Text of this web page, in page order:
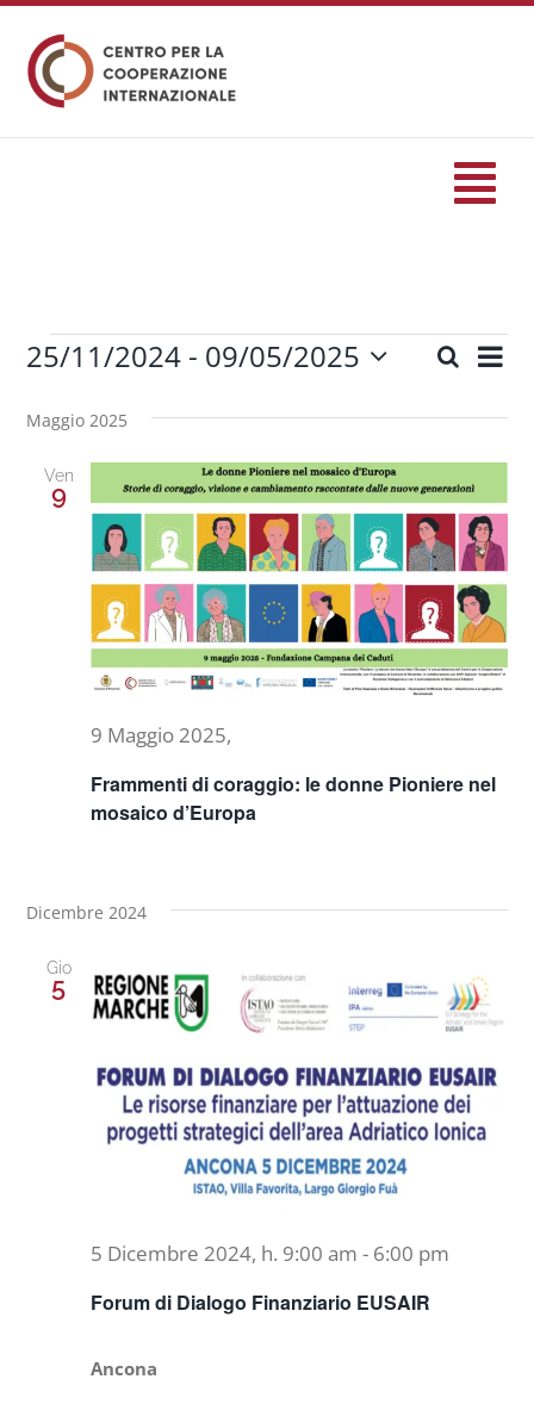
contenuto
formazione
Eventi
Servizi
Progetti
In rete con
Notizie
Eventi
Eventi
e
viste
Cerca
Lista
25/11/2024 - 09/05/2025
la
Maggio 2025
Ven
9
Frammenti di coraggio: le donne Pioniere nel
mosaico d’Europa
9 Maggio 2025,
Dicembre 2024
Gio
5
Forum di Dialogo Finanziario EUSAIR
5 Dicembre 2024, h. 9:00 am - 6:00 pm
Ancona